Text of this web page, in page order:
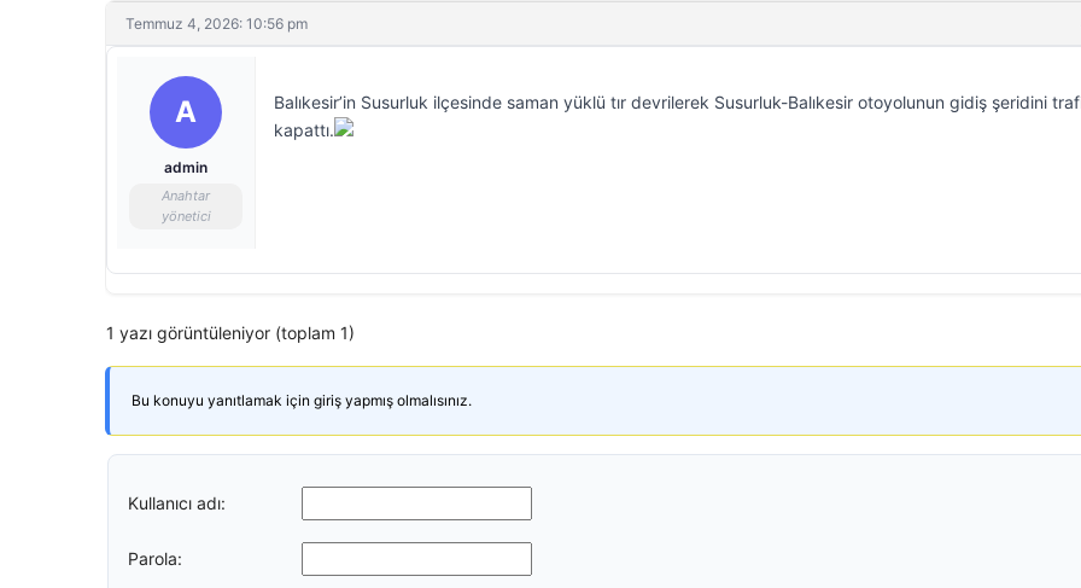
Temmuz 4, 2026: 10:56 pm
A
admin
Anahtar
yönetici
Balıkesir’in Susurluk ilçesinde saman yüklü tır devrilerek Susurluk-Balıkesir otoyolunun gidiş şeridini
kapattı.
1 yazı görüntüleniyor (toplam 1)
Bu konuyu yanıtlamak için giriş yapmış olmalısınız.
Kullanıcı adı:
Parola: